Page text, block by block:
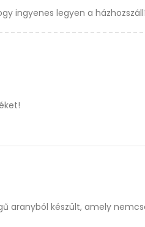
ingyenes legyen a
aranyból készült, amely